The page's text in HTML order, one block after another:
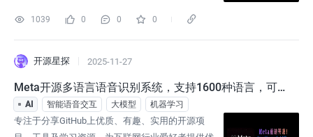
1039 0 0 0
开源星探 2025-11-27
Meta开源多语言语音识别系统，支持1600种语言，可
轻松扩展新语种！
AI 智能语音交互 大模型 机器学习
专注于分享GitHub上优质、有趣、实用的开源项